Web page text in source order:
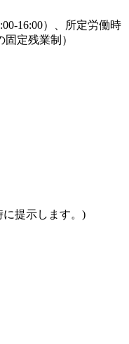
16:00）、所定労働時
定残業制）
提示します。)